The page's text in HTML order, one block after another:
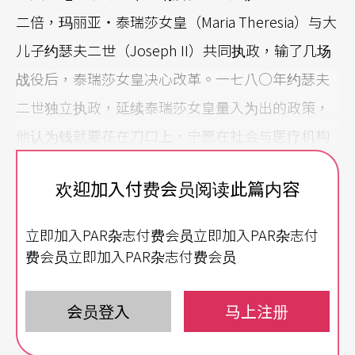
二倍，玛丽亚‧泰瑞莎女皇（Maria Theresia）与大
儿子约瑟夫二世（Joseph II）共同执政，输了几场
战役后，泰瑞莎女皇决心改革。一七八○年约瑟夫
二世独立执政，延续泰瑞莎女皇量入为出的政策，
他认为钱就要花在刀口上，宁愿在社会与医疗机构
典、娱乐能免就免；皇帝都如此，下面的王公贵族
对文化活动却是一大伤害，音乐家们的收入也随之
维也纳在十八世纪内人口遽增，原因不在生育繁多
欢迎加入付费会员阅读此篇内容
立即加入PAR杂志付费会员立即加入PAR杂志付
费会员立即加入PAR杂志付费会员
会员登入 马上注册